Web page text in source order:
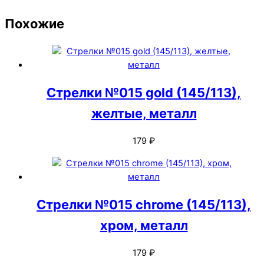
Похожие
Стрелки №015 gold (145/113),
желтые, металл
179 ₽
Стрелки №015 chrome (145/113),
хром, металл
179 ₽